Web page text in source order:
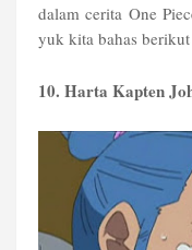
dalam cerita One
yuk kita bahas
10. Harta Kapten